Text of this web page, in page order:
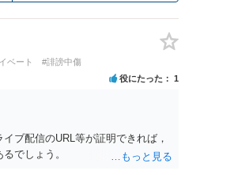
ベート #誹謗中傷
役にたった 1
ブ配信のURL等が証明できれば，
でしょう。